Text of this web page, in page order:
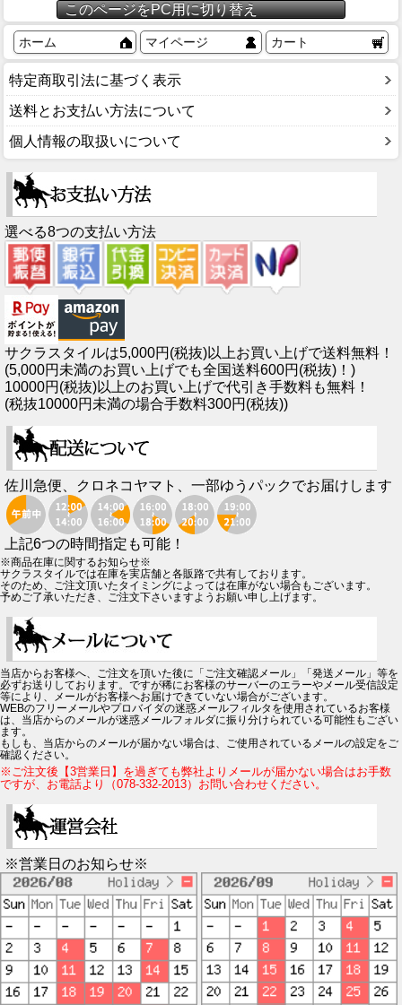
このページをPC用に切り替え
ホーム マイページ カート
特定商取引法に基づく表示
送料とお支払い方法について
個人情報の取扱いについて
選べる8つの支払い方法
サクラスタイルは5,000円(税抜)以上お買い上げで送料無料！
(5,000円未満のお買い上げでも全国送料600円(税抜)！)
10000円(税抜)以上のお買い上げで代引き手数料も無料！
(税抜10000円未満の場合手数料300円(税抜))
佐川急便、クロネコヤマト、一部ゆうパックでお届けします
上記6つの時間指定も可能！
※商品在庫に関するお知らせ※
サクラスタイルでは在庫を実店舗と各販路で共有しております。
そのため、ご注文頂いたタイミングによっては在庫がない場合もございます。
予めご了承いただき、ご注文下さいますようお願い申し上げます。
当店からお客様へ、ご注文を頂いた後に「ご注文確認メール」「発送メール」等を
必ずお送りしております。ですが稀にお客様のサーバーのエラーやメール受信設定
等により、メールがお客様へお届けできていない場合がございます。
WEBのフリーメールやプロバイダの迷惑メールフィルタを使用されているお客様
は、当店からのメールが迷惑メールフォルダに振り分けられている可能性もござい
ます。
もしも、当店からのメールが届かない場合は、ご使用されているメールの設定をご
確認ください。
※ご注文後【3営業日】を過ぎても弊社よりメールが届かない場合はお手数
ですが、お電話より（078-332-2013）お問い合わせください。
※営業日のお知らせ※